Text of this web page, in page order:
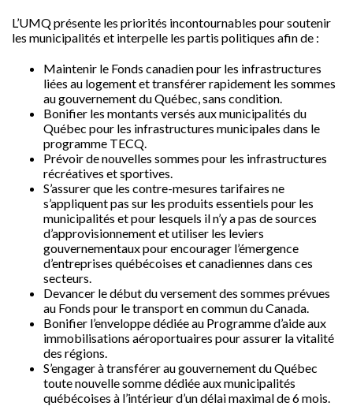
L’UMQ présente les priorités incontournables pour soutenir
les municipalités et interpelle les partis politiques afin de :
Maintenir le Fonds canadien pour les infrastructures
liées au logement et transférer rapidement les sommes
au gouvernement du Québec, sans condition.
Bonifier les montants versés aux municipalités du
Québec pour les infrastructures municipales dans le
programme TECQ.
Prévoir de nouvelles sommes pour les infrastructures
récréatives et sportives.
S’assurer que les contre-mesures tarifaires ne
s’appliquent pas sur les produits essentiels pour les
municipalités et pour lesquels il n’y a pas de sources
d’approvisionnement et utiliser les leviers
gouvernementaux pour encourager l’émergence
d’entreprises québécoises et canadiennes dans ces
secteurs.
Devancer le début du versement des sommes prévues
au Fonds pour le transport en commun du Canada.
Bonifier l’enveloppe dédiée au Programme d’aide aux
immobilisations aéroportuaires pour assurer la vitalité
des régions.
S’engager à transférer au gouvernement du Québec
toute nouvelle somme dédiée aux municipalités
québécoises à l’intérieur d’un délai maximal de 6 mois.